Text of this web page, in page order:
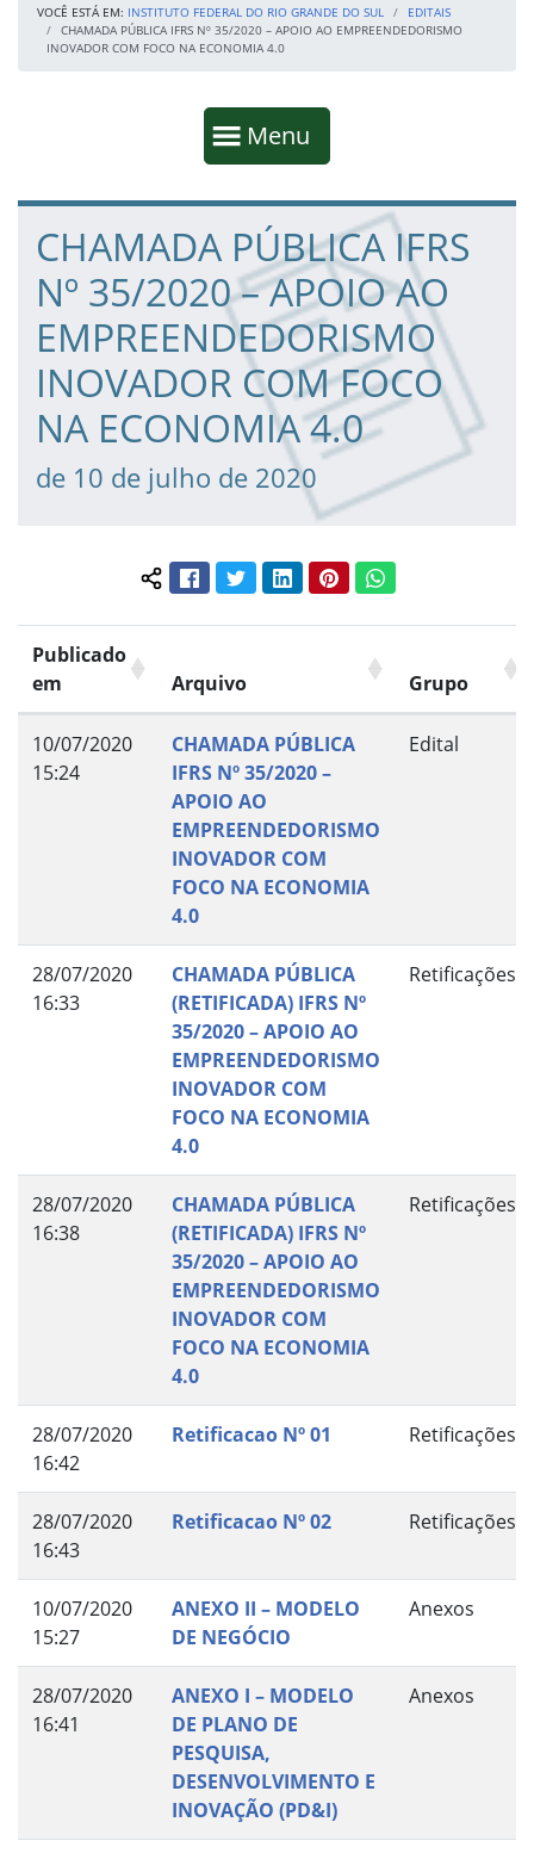
VOCÊ ESTÁ EM: INSTITUTO FEDERAL DO RIO GRANDE DO SUL
EDITAIS
CHAMADA PÚBLICA IFRS Nº 35/2020 – APOIO AO EMPREENDEDORISMO
INOVADOR COM FOCO NA ECONOMIA 4.0
Mostrar
Menu
Fim da navegação
Início do conteúdo
CHAMADA PÚBLICA IFRS
Nº 35/2020 – APOIO AO
EMPREENDEDORISMO
INOVADOR COM FOCO
NA ECONOMIA 4.0
de 10 de julho de 2020
Compartilhar conteúdo:
FacebookTwitterLinkedInPinterestWhatsApp
Publicado
em
Arquivo Grupo
10/07/2020
15:24
CHAMADA PÚBLICA
IFRS Nº 35/2020 –
APOIO AO
EMPREENDEDORISMO
INOVADOR COM
FOCO NA ECONOMIA
4.0
Edital
28/07/2020
16:33
CHAMADA PÚBLICA
(RETIFICADA) IFRS Nº
35/2020 – APOIO AO
EMPREENDEDORISMO
INOVADOR COM
FOCO NA ECONOMIA
4.0
Retificações
28/07/2020
16:38
CHAMADA PÚBLICA
(RETIFICADA) IFRS Nº
35/2020 – APOIO AO
EMPREENDEDORISMO
INOVADOR COM
FOCO NA ECONOMIA
4.0
Retificações
28/07/2020
16:42
Retificacao Nº 01 Retificações
28/07/2020
16:43
Retificacao Nº 02 Retificações
10/07/2020
15:27
ANEXO II – MODELO
DE NEGÓCIO
Anexos
28/07/2020
16:41
ANEXO I – MODELO
DE PLANO DE
PESQUISA,
DESENVOLVIMENTO E
INOVAÇÃO (PD&I)
Anexos